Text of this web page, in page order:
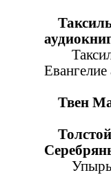
Евангелие
Твен
Упырь